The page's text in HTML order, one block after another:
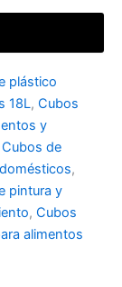
plástico
18L, Cubos
y
Cubos de
,
pintura y
, Cubos
alimentos